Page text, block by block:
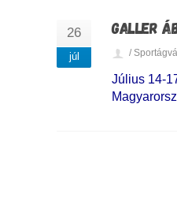
26
júl
GALLER
/
Július 14-